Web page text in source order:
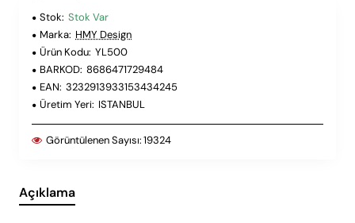
Stok: Stok Var
Marka: HMY Design
Ürün Kodu: YL500
BARKOD: 8686471729484
EAN: 3232913933153434245
Üretim Yeri: ISTANBUL
Görüntülenen Sayısı:19324
Açıklama